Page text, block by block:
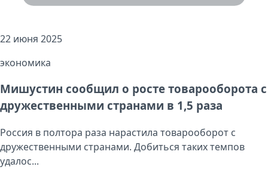
22 июня 2025
экономика
Мишустин сообщил о росте товарооборота с
дружественными странами в 1,5 раза
Россия в полтора раза нарастила товарооборот с
дружественными странами. Добиться таких темпов
удалос...